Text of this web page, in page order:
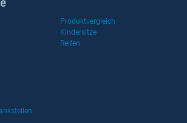
Produktvergleich
Kindersitze
Reifen